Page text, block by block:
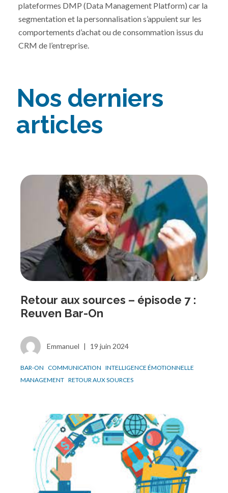
plateformes DMP (Data Management Platform) car la
segmentation et la personnalisation s’appuient sur les
comportements d’achat ou de consommation issus du
CRM de l’entreprise.
Nos derniers
articles
Retour aux sources – épisode 7 :
Reuven Bar-On
Emmanuel | 19 juin 2024
BAR-ON COMMUNICATION INTELLIGENCE ÉMOTIONNELLE
MANAGEMENT RETOUR AUX SOURCES